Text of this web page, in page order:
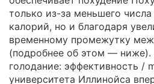
только из-за меньшего
калорий, но и благодаря
временному промежутку
(подробнее об этом — ниже).
голодание: эффективность /
университета Иллинойса